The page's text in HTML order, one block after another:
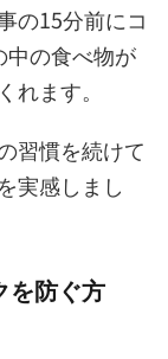
の15分前にコ
中の食べ物が
ます。
習慣を続けて
実感しまし
を防ぐ方